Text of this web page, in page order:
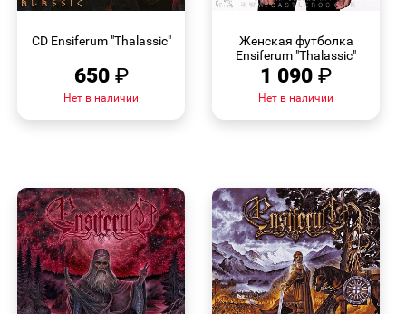
CD Ensiferum "Thalassic"
650 ₽
Нет в наличии
Женская футболка
Ensiferum "Thalassic"
1 090 ₽
Нет в наличии